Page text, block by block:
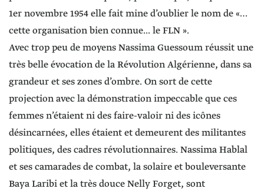
1er novembre 1954 elle fait mine d’oublier le nom de «…
cette organisation bien connue... le FLN ».
Avec trop peu de moyens Nassima Guessoum réussit une
très belle évocation de la Révolution Algérienne, dans sa
grandeur et ses zones d’ombre. On sort de cette
projection avec la démonstration impeccable que ces
femmes n’étaient ni des faire-valoir ni des icônes
désincarnées, elles étaient et demeurent des militantes
politiques, des cadres révolutionnaires. Nassima Hablal
et ses camarades de combat, la solaire et bouleversante
Baya Laribi et la très douce Nelly Forget, sont